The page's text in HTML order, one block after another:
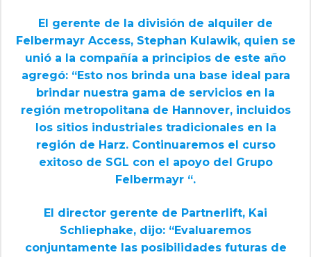
El gerente de la división de alquiler de
Felbermayr Access, Stephan Kulawik, quien se
unió a la compañía a principios de este año
agregó: “Esto nos brinda una base ideal para
brindar nuestra gama de servicios en la
región metropolitana de Hannover, incluidos
los sitios industriales tradicionales en la
región de Harz. Continuaremos el curso
exitoso de SGL con el apoyo del Grupo
Felbermayr “.
El director gerente de Partnerlift, Kai
Schliephake, dijo: “Evaluaremos
conjuntamente las posibilidades futuras de